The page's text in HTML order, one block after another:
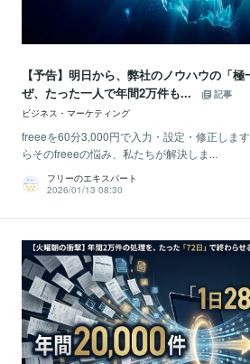
【予告】明日から、弊社のノウハウの「
ぜ、たった一人で年間2万件も...
記事
ビジネス・マーケティング
freeeを60分3,000円で入力・設定・修正しま
らそのfreeeの悩み、私たちが解決しま...
フリーのエキスパート
2026/01/13 08:30